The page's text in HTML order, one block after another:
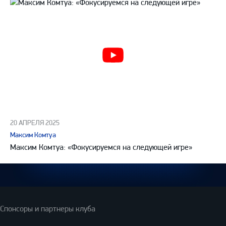
20 АПРЕЛЯ 2025
Максим Комтуа
Максим Комтуа: «Фокусируемся на следующей игре»
Спонсоры и партнеры клуба